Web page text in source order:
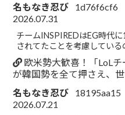
名もなき忍び
1d76f6cf6
2026.07.31
チームINSPIREDはEG時代
されてたことを考慮している
欧米勢大歓喜！「LoL
が韓国勢を全て押さえ、
名もなき忍び
18195aa15
2026.07.21